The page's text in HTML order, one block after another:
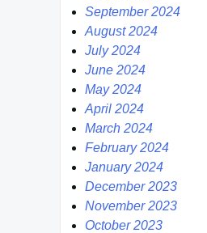
September 2024
August 2024
July 2024
June 2024
May 2024
April 2024
March 2024
February 2024
January 2024
December 2023
November 2023
October 2023